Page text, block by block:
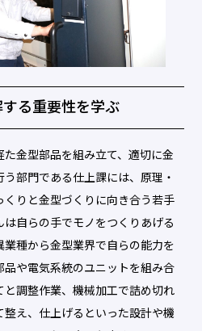
る重要性を学ぶ
金型部品を組み立て、適切に金
部門である仕上課には、原理・
りと金型づくりに向き合う若手
自らの手でモノをつくりあげる
種から金型業界で自らの能力を
や電気系統のユニットを組み合
調整作業、機械加工で詰め切れ
え、仕上げるといった設計や機